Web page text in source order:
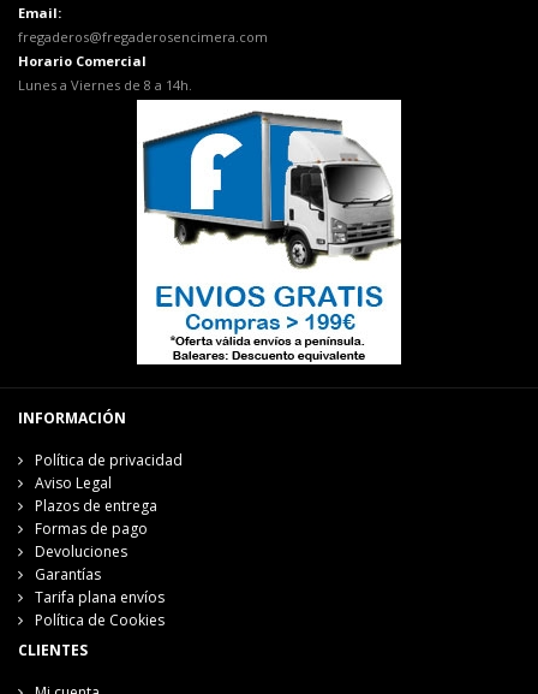
Email:
fregaderos@fregaderosencimera.com
Horario Comercial
Lunes a Viernes de 8 a 14h.
INFORMACIÓN
Política de privacidad
Aviso Legal
Plazos de entrega
Formas de pago
Devoluciones
Garantías
Tarifa plana envíos
Política de Cookies
CLIENTES